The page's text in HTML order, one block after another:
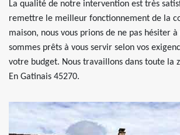
La qualité de notre intervention est très
remettre le meilleur fonctionnement de la
maison, nous vous prions de ne pas hésiter à
sommes prêts à vous servir selon vos
votre budget. Nous travaillons dans toute la
En Gatinais 45270.